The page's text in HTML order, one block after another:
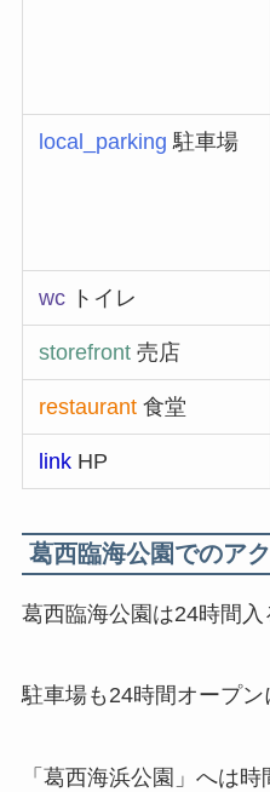
local_parking 駐車場
wc トイレ
storefront 売店
restaurant 食堂
link HP
葛西臨海公園でのア
葛西臨海公園は24時間入
駐車場も24時間オープン
「葛西海浜公園」へは